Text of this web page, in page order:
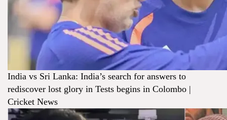
India vs Sri Lanka: India’s search for answers to
rediscover lost glory in Tests begins in Colombo |
Cricket News